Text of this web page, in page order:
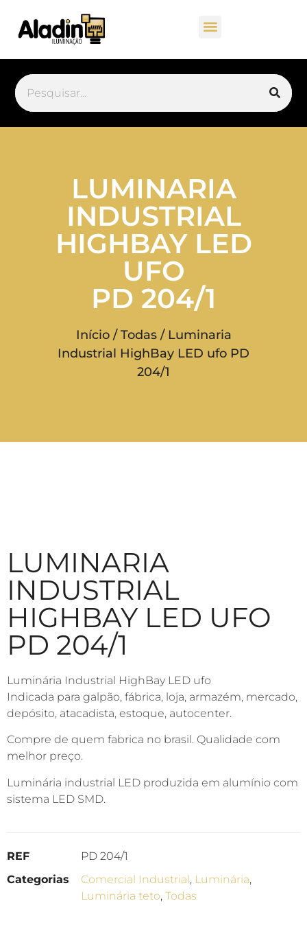
LUMINARIA
INDUSTRIAL
HIGHBAY LED
UFO
PD 204/1
Início/Todas/ Luminaria
Industrial HighBay LED ufo PD
204/1
LUMINARIA
INDUSTRIAL
HIGHBAY LED UFO
PD 204/1
Luminária Industrial HighBay LED ufo
Indicada para galpão, fábrica, loja, armazém, mercado,
depósito, atacadista, estoque, autocenter.
Compre de quem fabrica no brasil. Qualidade com
melhor preço.
Luminária industrial LED produzida em alumínio com
sistema LED SMD.
REF
PD 204/1
Categorias
Comercial​ Industrial, Luminária,
Luminária teto, Todas